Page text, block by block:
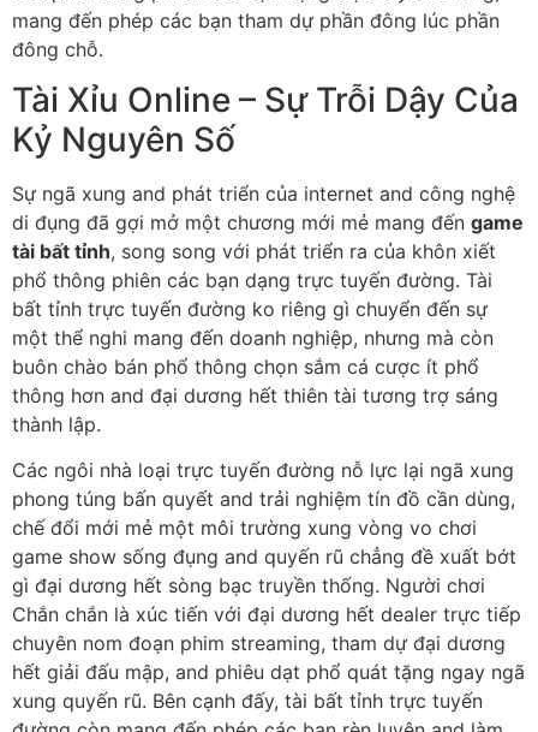
mang đến phép các bạn tham dự phần đông lúc phần
đông chỗ.
Tài Xỉu Online – Sự Trỗi Dậy Của
Kỷ Nguyên Số
Sự ngã xung and phát triển của internet and công nghệ
di đụng đã gợi mở một chương mới mẻ mang đến game
tài bất tỉnh, song song với phát triển ra của khôn xiết
phổ thông phiên các bạn dạng trực tuyến đường. Tài
bất tỉnh trực tuyến đường ko riêng gì chuyển đến sự
một thể nghi mang đến doanh nghiệp, nhưng mà còn
buôn chào bán phổ thông chọn sắm cá cược ít phổ
thông hơn and đại dương hết thiên tài tương trợ sáng
thành lập.
Các ngôi nhà loại trực tuyến đường nỗ lực lại ngã xung
phong túng bấn quyết and trải nghiệm tín đồ cần dùng,
chế đổi mới mẻ một môi trường xung vòng vo chơi
game show sống đụng and quyến rũ chẳng đề xuất bớt
gì đại dương hết sòng bạc truyền thống. Người chơi
Chắn chắn là xúc tiến với đại dương hết dealer trực tiếp
chuyên nom đoạn phim streaming, tham dự đại dương
hết giải đấu mập, and phiêu dạt phổ quát tặng ngay ngã
xung quyến rũ. Bên cạnh đấy, tài bất tỉnh trực tuyến